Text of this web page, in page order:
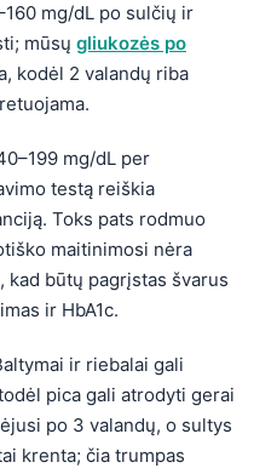
mg/dL po sulčių ir
mūsų gliukozės po
kodėl 2 valandų riba
mg/dL per
testą reiškia
Toks pats rodmuo
maitinimosi nėra
kad būtų pagrįstas švarus
ir HbA1c.
ir riebalai gali
pica gali atrodyti gerai
po 3 valandų, o sultys
krenta; čia trumpas